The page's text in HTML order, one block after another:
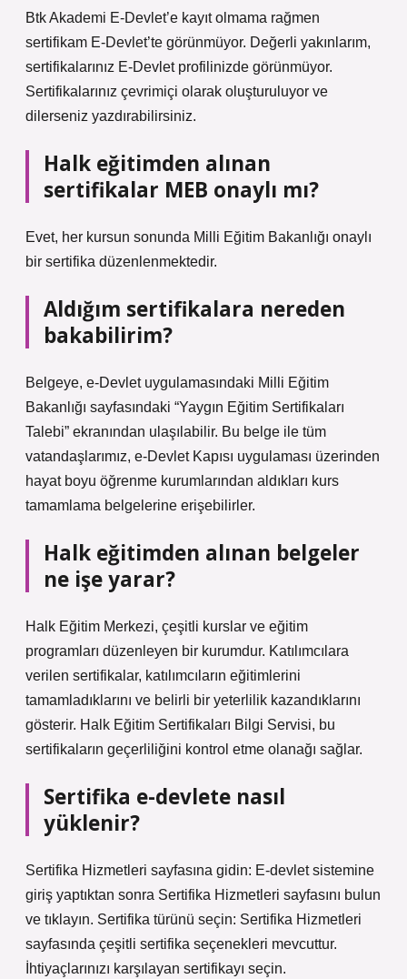
Btk Akademi E-Devlet’e kayıt olmama rağmen
sertifikam E-Devlet’te görünmüyor. Değerli yakınlarım,
sertifikalarınız E-Devlet profilinizde görünmüyor.
Sertifikalarınız çevrimiçi olarak oluşturuluyor ve
dilerseniz yazdırabilirsiniz.
Halk eğitimden alınan
sertifikalar MEB onaylı mı?
Evet, her kursun sonunda Milli Eğitim Bakanlığı onaylı
bir sertifika düzenlenmektedir.
Aldığım sertifikalara nereden
bakabilirim?
Belgeye, e-Devlet uygulamasındaki Milli Eğitim
Bakanlığı sayfasındaki “Yaygın Eğitim Sertifikaları
Talebi” ekranından ulaşılabilir. Bu belge ile tüm
vatandaşlarımız, e-Devlet Kapısı uygulaması üzerinden
hayat boyu öğrenme kurumlarından aldıkları kurs
tamamlama belgelerine erişebilirler.
Halk eğitimden alınan belgeler
ne işe yarar?
Halk Eğitim Merkezi, çeşitli kurslar ve eğitim
programları düzenleyen bir kurumdur. Katılımcılara
verilen sertifikalar, katılımcıların eğitimlerini
tamamladıklarını ve belirli bir yeterlilik kazandıklarını
gösterir. Halk Eğitim Sertifikaları Bilgi Servisi, bu
sertifikaların geçerliliğini kontrol etme olanağı sağlar.
Sertifika e-devlete nasıl
yüklenir?
Sertifika Hizmetleri sayfasına gidin: E-devlet sistemine
giriş yaptıktan sonra Sertifika Hizmetleri sayfasını bulun
ve tıklayın. Sertifika türünü seçin: Sertifika Hizmetleri
sayfasında çeşitli sertifika seçenekleri mevcuttur.
İhtiyaçlarınızı karşılayan sertifikayı seçin.